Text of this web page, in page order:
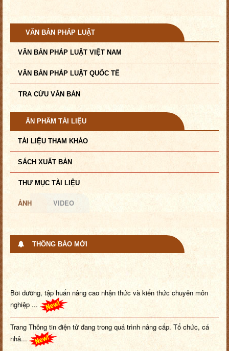
VĂN BẢN PHÁP LUẬT
VĂN BẢN PHÁP LUẬT VIỆT NAM
VĂN BẢN PHÁP LUẬT QUỐC TẾ
TRA CỨU VĂN BẢN
ẤN PHẨM TÀI LIỆU
TÀI LIỆU THAM KHẢO
SÁCH XUẤT BẢN
THƯ MỤC TÀI LIỆU
ẢNH VIDEO
THÔNG BÁO MỚI
nghiệp ...
Trang Thông tin điện tử đang trong quá trình nâng cấp. Tổ chức, cá
nhâ...